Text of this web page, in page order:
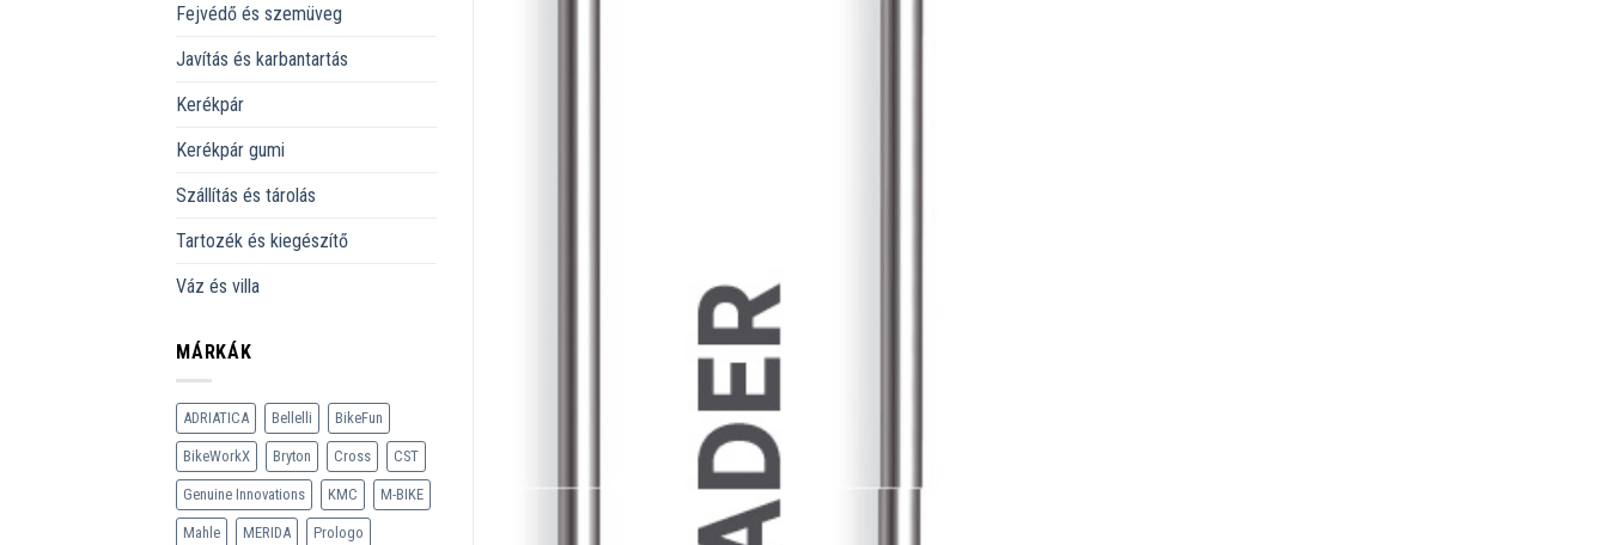
Fejvédő és szemüveg
Javítás és karbantartás
Kerékpár
Kerékpár gumi
Szállítás és tárolás
Tartozék és kiegészítő
Váz és villa
MÁRKÁK
ADRIATICA Bellelli BikeFun
BikeWorkX Bryton Cross CST
Genuine Innovations KMC M-BIKE
Mahle MERIDA Prologo